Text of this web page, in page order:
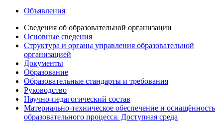
Объявления
Сведения об образовательной организации
Основные сведения
Структура и органы управления образовательной
организацией
Документы
Образование
Образовательные стандарты и требования
Руководство
Научно-педагогический состав
Материально-техническое обеспечение и оснащённость
образовательного процесса. Доступная среда